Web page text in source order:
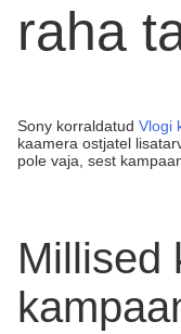
raha
Sony korraldatud Vlogi
kaamera ostjatel
pole vaja, sest
Millised